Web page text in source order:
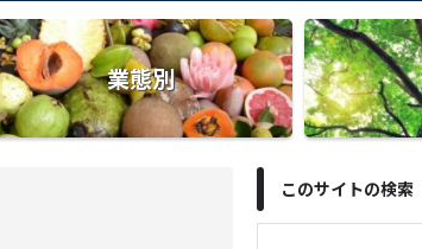
業態別
このサイトの検索